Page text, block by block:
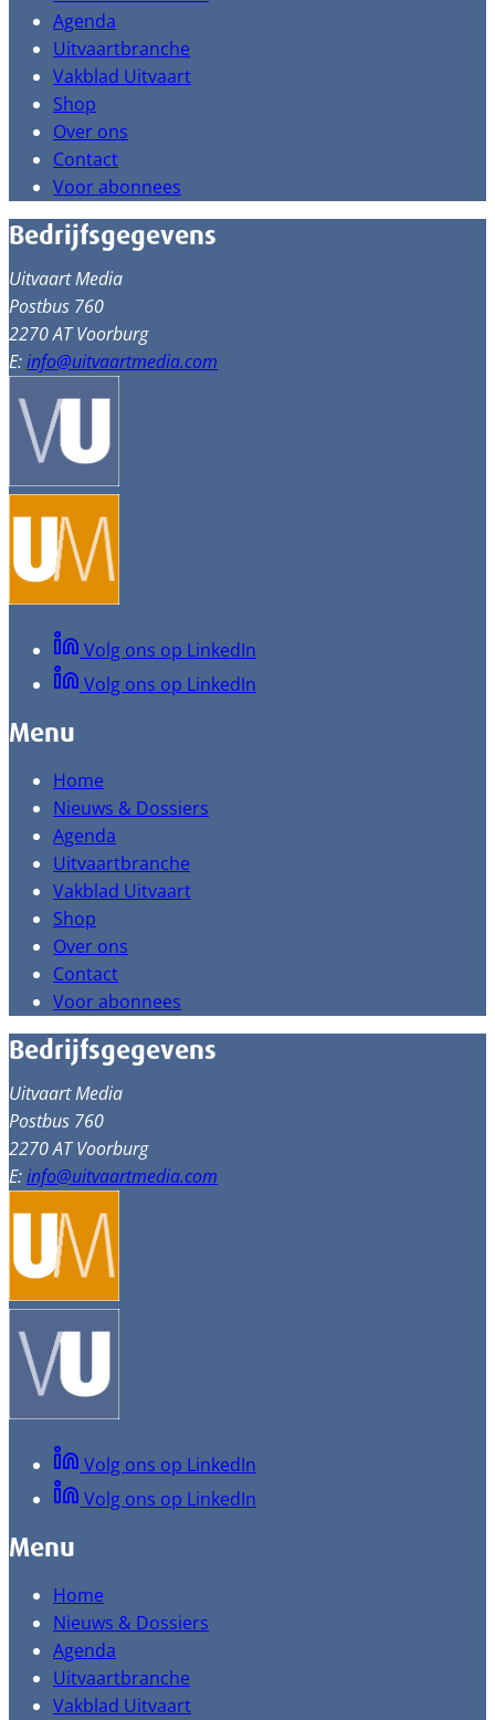
Agenda
Uitvaartbranche
Vakblad Uitvaart
Shop
Over ons
Contact
Voor abonnees
Bedrijfsgegevens
Uitvaart Media
Postbus 760
2270 AT Voorburg
E:info@uitvaartmedia.com
Volg ons op LinkedIn
Volg ons op LinkedIn
Menu
Home
Nieuws & Dossiers
Agenda
Uitvaartbranche
Vakblad Uitvaart
Shop
Over ons
Contact
Voor abonnees
Bedrijfsgegevens
Uitvaart Media
Postbus 760
2270 AT Voorburg
E:info@uitvaartmedia.com
Volg ons op LinkedIn
Volg ons op LinkedIn
Menu
Home
Nieuws & Dossiers
Agenda
Uitvaartbranche
Vakblad Uitvaart